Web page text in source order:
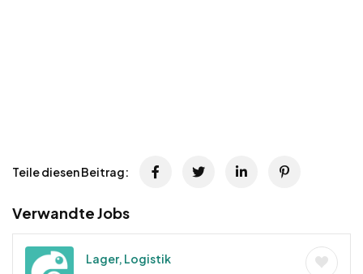
Teile diesen Beitrag:
Verwandte Jobs
Lager, Logistik